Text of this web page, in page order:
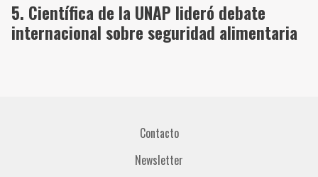
Científica de la UNAP lideró debate
internacional sobre seguridad alimentaria
Contacto
Newsletter